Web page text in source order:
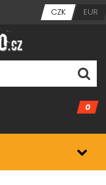
CZK EUR
0